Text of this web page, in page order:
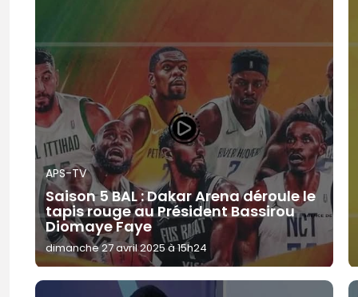
APS-TV
Saison 5 BAL : Dakar Arena déroule le
tapis rouge au Président Bassirou
Diomaye Faye
dimanche 27 avril 2025 à 15h24